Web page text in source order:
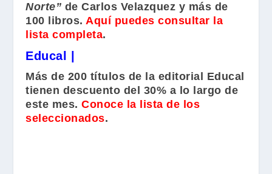
Norte” deCarlos Velazquez y más de
100 libros.Aquí puedes consultar la
lista completa.
Educal |
Más de 200 títulos de la editorial Educal
tienen descuento del 30% a lo largo de
este mes.Conoce la lista de los
seleccionados.